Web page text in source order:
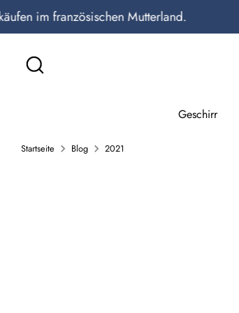
Direktfranzösischen Mutterland.
Geschirr
Startseite Blog 2021